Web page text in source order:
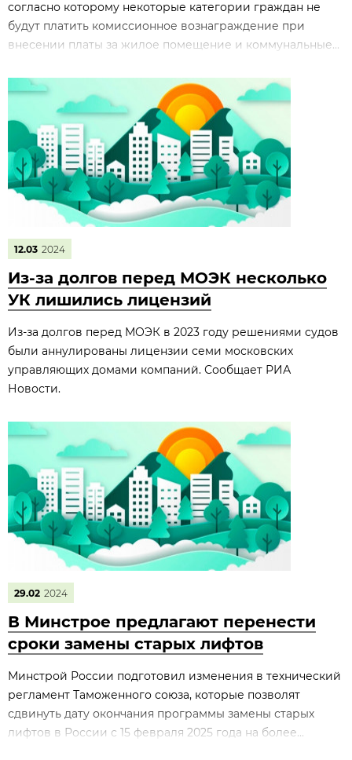
согласно которому некоторые категории граждан не
будут платить комиссионное вознаграждение при
внесении платы за жилое помещение и коммунальные...
12.03 2024
Из-за долгов перед МОЭК несколько
УК лишились лицензий
Из-за долгов перед МОЭК в 2023 году решениями судов
были аннулированы лицензии семи московских
управляющих домами компаний. Сообщает РИА
Новости.
29.02 2024
В Минстрое предлагают перенести
сроки замены старых лифтов
Минстрой России подготовил изменения в технический
регламент Таможенного союза, которые позволят
сдвинуть дату окончания программы замены старых
лифтов в России с 15 февраля 2025 года на более...